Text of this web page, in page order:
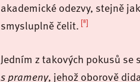
akademické odezvy, stejně
smysluplně čelit. [8]
Jedním z takových pokusů
s prameny, jehož oborově